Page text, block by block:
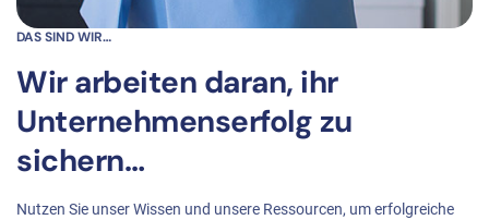
DAS SIND WIR…
Wir arbeiten daran, ihr
Unternehmenserfolg zu
sichern…
Nutzen Sie unser Wissen und unsere Ressourcen, um erfolgreiche